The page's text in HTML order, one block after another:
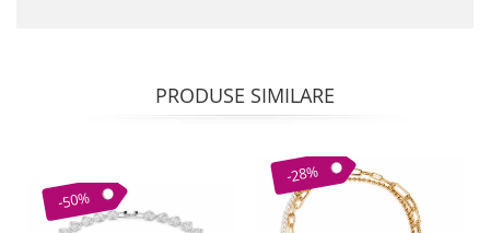
PRODUSE SIMILARE
-50%
-28%